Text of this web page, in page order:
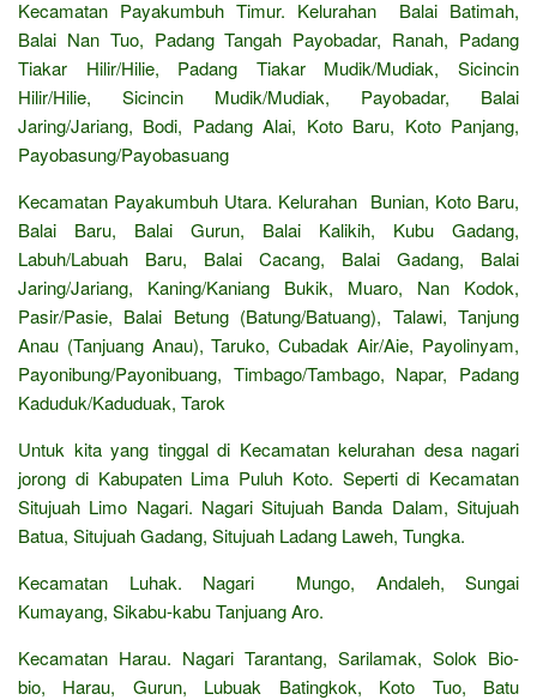
Kecamatan Payakumbuh Timur. Kelurahan Balai Batimah,
Balai Nan Tuo, Padang Tangah Payobadar, Ranah, Padang
Tiakar Hilir/Hilie, Padang Tiakar Mudik/Mudiak, Sicincin
Hilir/Hilie, Sicincin Mudik/Mudiak, Payobadar, Balai
Jaring/Jariang, Bodi, Padang Alai, Koto Baru, Koto Panjang,
Payobasung/Payobasuang
Kecamatan Payakumbuh Utara. Kelurahan Bunian, Koto Baru,
Balai Baru, Balai Gurun, Balai Kalikih, Kubu Gadang,
Labuh/Labuah Baru, Balai Cacang, Balai Gadang, Balai
Jaring/Jariang, Kaning/Kaniang Bukik, Muaro, Nan Kodok,
Pasir/Pasie, Balai Betung (Batung/Batuang), Talawi, Tanjung
Anau (Tanjuang Anau), Taruko, Cubadak Air/Aie, Payolinyam,
Payonibung/Payonibuang, Timbago/Tambago, Napar, Padang
Kaduduk/Kaduduak, Tarok
Untuk kita yang tinggal di Kecamatan kelurahan desa nagari
jorong di Kabupaten Lima Puluh Koto. Seperti di Kecamatan
Situjuah Limo Nagari. Nagari Situjuah Banda Dalam, Situjuah
Batua, Situjuah Gadang, Situjuah Ladang Laweh, Tungka.
Kecamatan Luhak. Nagari Mungo, Andaleh, Sungai
Kumayang, Sikabu-kabu Tanjuang Aro.
Kecamatan Harau. Nagari Tarantang, Sarilamak, Solok Bio-
bio, Harau, Gurun, Lubuak Batingkok, Koto Tuo, Batu